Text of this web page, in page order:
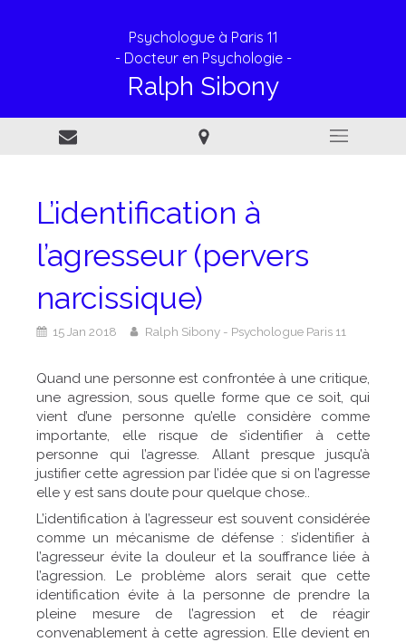
Psychologue à Paris 11
- Docteur en Psychologie -
Ralph Sibony
L’identification à
l’agresseur (pervers
narcissique)
15 Jan 2018 Ralph Sibony - Psychologue Paris 11
Quand une personne est confrontée à une critique,
une agression, sous quelle forme que ce soit, qui
vient d’une personne qu’elle considère comme
importante, elle risque de s’identifier à cette
personne qui l’agresse. Allant presque jusqu’à
justifier cette agression par l’idée que si on l’agresse
elle y est sans doute pour quelque chose..
L’identification à l’agresseur est souvent considérée
comme un mécanisme de défense : s’identifier à
l’agresseur évite la douleur et la souffrance liée à
l’agression. Le problème alors serait que cette
identification évite à la personne de prendre la
pleine mesure de l’agression et de réagir
convenablement à cette agression. Elle devient en